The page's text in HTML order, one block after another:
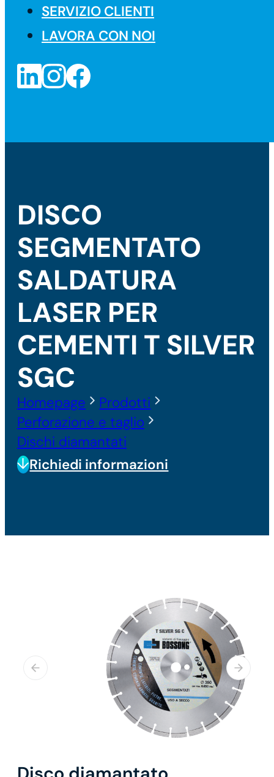
SERVIZIO CLIENTI
LAVORA CON NOI
DISCO
SEGMENTATO
SALDATURA
LASER PER
CEMENTI T SILVER
SGC
Homepage
Prodotti
Perforazione e taglio
Dischi diamantati
Richiedi informazioni